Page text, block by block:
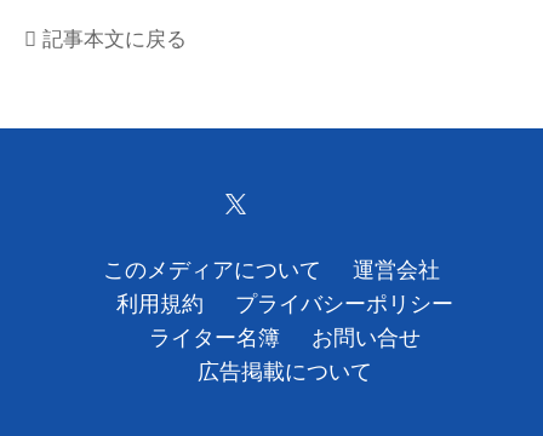
プライバシーポリシー
記事本文に戻る
このメディアについて
運営会社
利用規約
プライバシーポリシー
ライター名簿
お問い合せ
広告掲載について